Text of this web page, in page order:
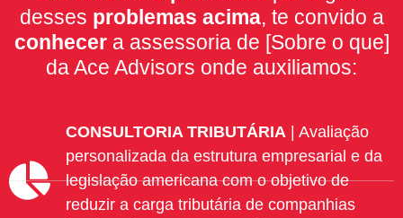
desses problemas acima, te convido a
conhecera assessoria de [Sobre o que]
da Ace Advisors onde auxiliamos:
CONSULTORIA TRIBUTÁRIA | Avaliação
personalizada da estrutura empresarial e da
legislação americana com o objetivo de
reduzir a carga tributária de companhias